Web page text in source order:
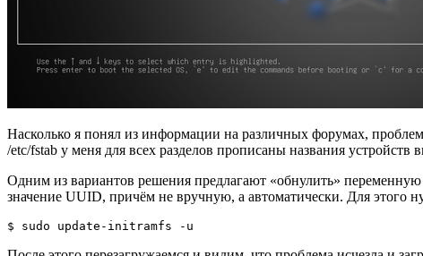
Насколько я понял из информации на различных форумах,
/etc/fstab у меня для всех разделов прописаны названия
Одним из вариантов решения предлагают «обнулить»
значение UUID, причём не вручную, а автоматически. Для этого
$ sudo update-initramfs -u